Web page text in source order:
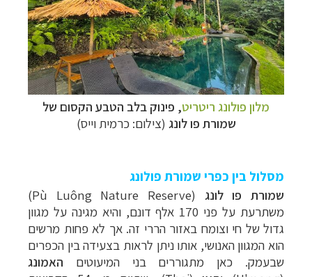
מלון פולונג ריטריט, פינוק בלב הטבע הקסום של
שמורת פו לונג (צילום: כרמית וייס)
מסלול בין כפרי שמורת פולונג
שמורת פו לונג (
Pù Luông Nature Reserve
)
משתרעת על פני 170 אלף דונם, והיא מגינה על מגוון
גדול של חי וצומח באזור הררי זה. אך לא פחות מרשים
הוא המגוון האנושי, אותו ניתן לראות בצעידה בין הכפרים
שבעמק. כאן מתגוררים בני המיעוטים האמונג